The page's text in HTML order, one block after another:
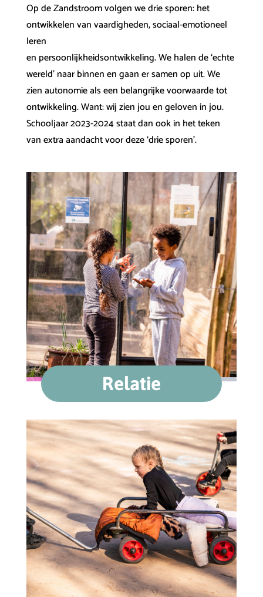
Op de Zandstroom volgen we drie sporen: het
ontwikkelen van vaardigheden, sociaal-emotioneel
leren
en persoonlijkheidsontwikkeling. We halen de ‘echte
wereld’ naar binnen en gaan er samen op uit. We
zien autonomie als een belangrijke voorwaarde tot
ontwikkeling. Want: wij zien jou en geloven in jou.
Schooljaar 2023-2024 staat dan ook in het teken
van extra aandacht voor deze ‘drie sporen’.
Relatie